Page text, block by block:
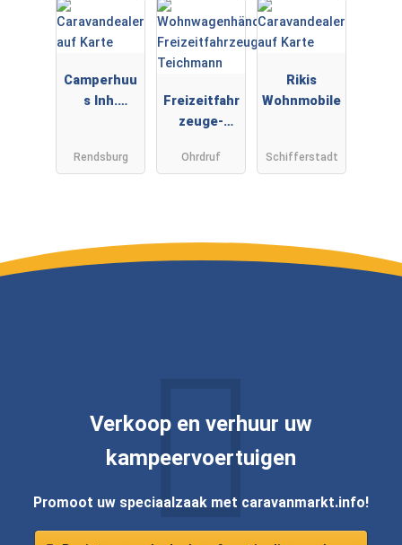
Camperhuu
s Inh.
Rendsburg
Freizeitfahr
zeuge-
Ohrdruf
Rikis
Wohnmobile
Schifferstadt
Verkoop en verhuur uw
kampeervoertuigen
Promoot uw speciaalzaak met caravanmarkt.info!